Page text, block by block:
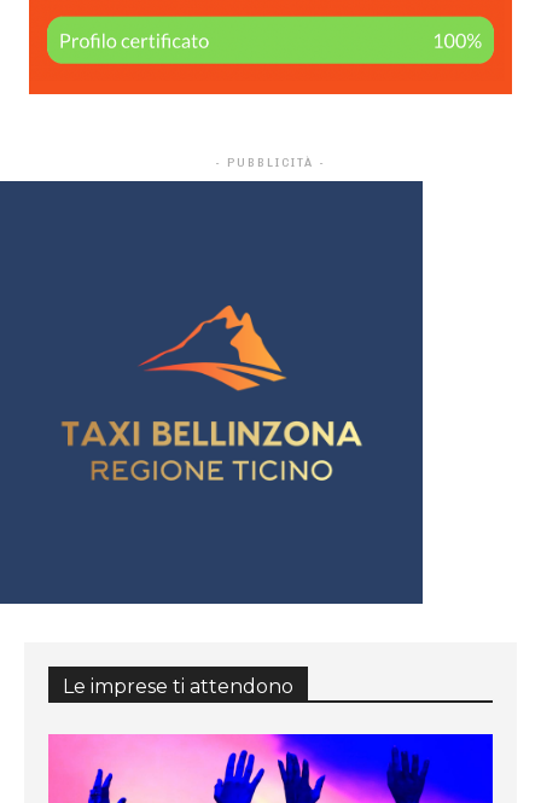
- PUBBLICITÀ -
Le imprese ti attendono